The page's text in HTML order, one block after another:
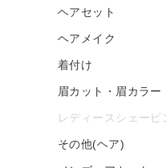
ヘアセット
ヘアメイク
着付け
眉カット・眉カラ
レディースシェービ
その他(ヘア)